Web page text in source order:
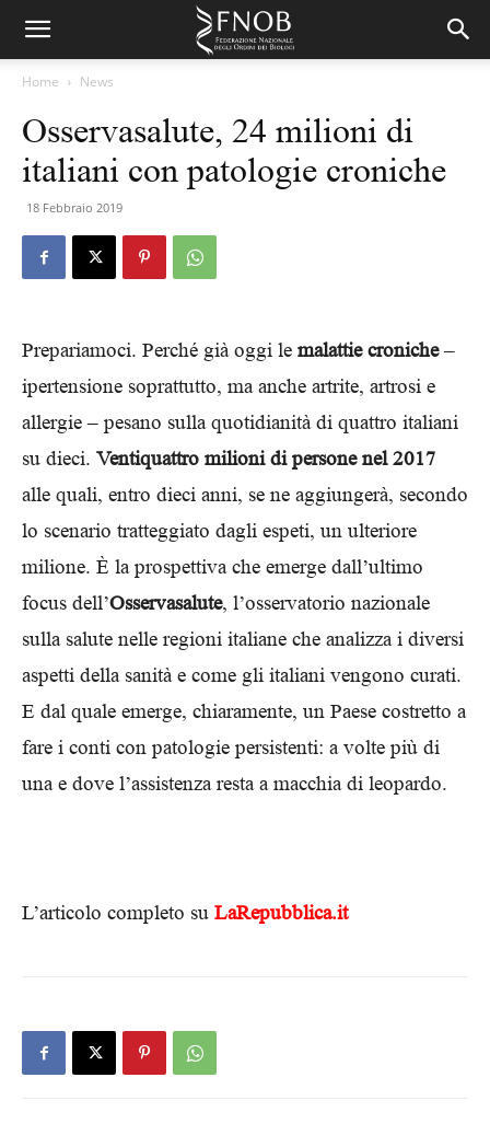
Home News
Osservasalute, 24 milioni di
italiani con patologie croniche
18 Febbraio 2019
Prepariamoci. Perché già oggi le malattie croniche–
ipertensione soprattutto, ma anche artrite, artrosi e
allergie – pesano sulla quotidianità di quattro italiani
su dieci. Ventiquattro milioni di persone nel 2017
alle quali, entro dieci anni, se ne aggiungerà, secondo
lo scenario tratteggiato dagli espeti, un ulteriore
milione. È la prospettiva che emerge dall’ultimo
focus dell’Osservasalute, l’osservatorio nazionale
sulla salute nelle regioni italiane che analizza i diversi
aspetti della sanità e come gli italiani vengono curati.
E dal quale emerge, chiaramente, un Paese costretto a
fare i conti con patologie persistenti: a volte più di
una e dove l’assistenza resta a macchia di leopardo.
L’articolo completo su LaRepubblica.it